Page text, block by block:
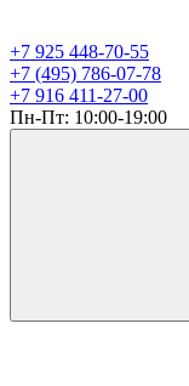
+7 925 448-70-55
+7 (495) 786-07-78
+7 916 411-27-00
Пн-Пт: 10:00-19:00